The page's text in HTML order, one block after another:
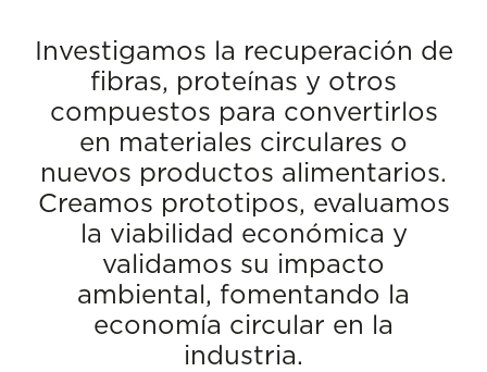
Investigamos la recuperación de
fibras, proteínas y otros
compuestos para convertirlos
en materiales circulares o
nuevos productos alimentarios.
Creamos prototipos, evaluamos
la viabilidad económica y
validamos su impacto
ambiental, fomentando la
economía circular en la
industria.